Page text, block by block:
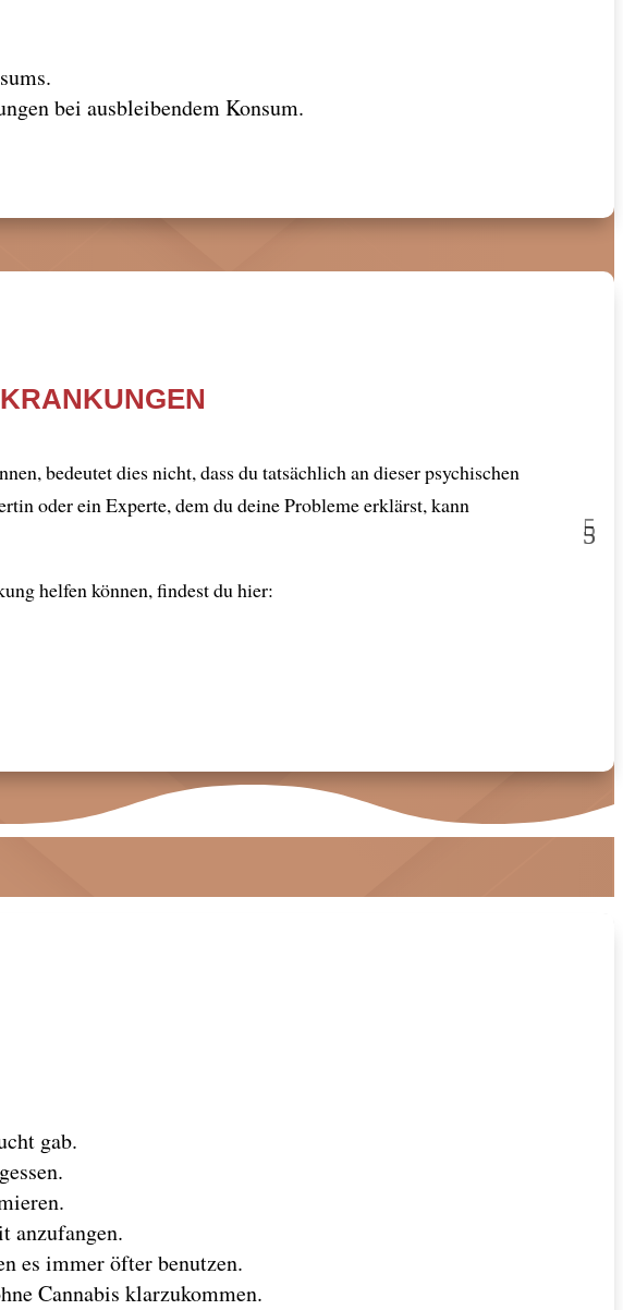
bei ausbleibendem Konsum.
bedeutet dies nicht, dass du tatsächlich an dieser psychischen
oder ein Experte, dem du deine Probleme erklärst, kann
helfen können, findest du hier:
gab.
anzufangen.
es immer öfter benutzen.
Cannabis klarzukommen.